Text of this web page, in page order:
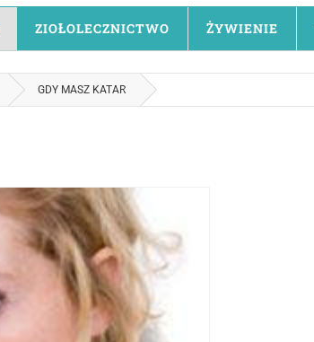
ZIOŁOLECZNICTWO ŻYWIENIE
GDY MASZ KATAR